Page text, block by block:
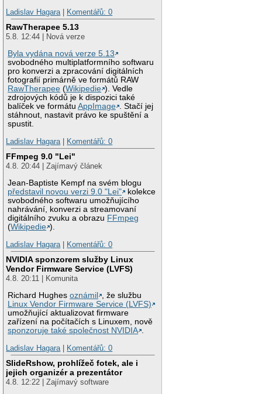
Ladislav Hagara
Komentářů: 0
RawTherapee 5.13
5.8. 12:44 | Nová verze
Byla vydána nová verze 5.13
svobodného multiplatformního softwaru
pro konverzi a zpracování digitálních
fotografií primárně ve formátů RAW
RawTherapee (Wikipedie ). Vedle
zdrojových kódů je k dispozici také
balíček ve formátuAppImage . Stačí jej
stáhnout, nastavit právo ke spuštění a
spustit.
Ladislav Hagara
Komentářů: 0
FFmpeg 9.0 "Lei"
4.8. 20:44 | Zajímavý článek
Jean-Baptiste Kempf na svém blogu
představil novou verzi 9.0 "Lei"
kolekce
svobodného softwaru umožňujícího
nahrávání, konverzi a streamovaní
digitálního zvuku a obrazu FFmpeg
(Wikipedie ).
Ladislav Hagara
Komentářů: 0
NVIDIA sponzorem služby Linux
Vendor Firmware Service (LVFS)
4.8. 20:11 | Komunita
Richard Hughesoznámil
, že službu
Linux Vendor Firmware Service (LVFS)
umožňující aktualizovat firmware
zařízení na počítačích s Linuxem, nově
sponzoruje také společnost NVIDIA .
Ladislav Hagara | Komentářů: 0
SlideRshow, prohlížeč fotek, ale i
jejich organizér a prezentátor
4.8. 12:22 | Zajímavý software